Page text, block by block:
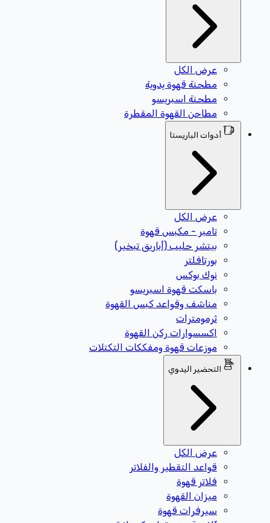
عرض الكل
مطحنة قهوة يدوية
مطحنة اسبريسو
مطاحن القهوة المقطرة
أدوات الباريستا
عرض الكل
تامبر - مكبس قهوة
بيتشر حليب (أباريق تبخير)
بورتافلتر
نوك بوكس
باسكت قهوة اسبريسو
مناشف وقواعد كبس القهوة
ثرمومترات
اكسسوارات ركن القهوة
موزعات قهوة ومفككات التكتلات
التحضير اليدوي
عرض الكل
قواعد التقطير والفلاتر
فلاتر قهوة
ميزان القهوة
سيرفرات قهوة